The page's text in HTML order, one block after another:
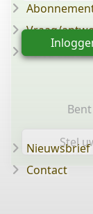
Stel
Vraag/
Disclaimer
Nieuwsbrief
Contact